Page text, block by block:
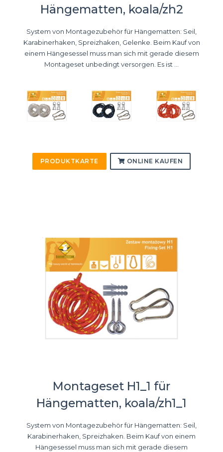
Hängematten, koala/zh2
System von Montagezubehör für Hängematten: Seil,
Karabinerhaken, Spreizhaken, Gelenke. Beim Kauf von
einem Hängesessel muss man sich mit gerade diesem
Montageset unbedingt versorgen. Es ist ...
PRODUKTKARTE ONLINE KAUFEN
Montageset H1_1 für
Hängematten, koala/zh1_1
System von Montagezubehör für Hängematten: Seil,
Karabinerhaken, Spreizhaken. Beim Kauf von einem
Hängesessel muss man sich mit gerade diesem